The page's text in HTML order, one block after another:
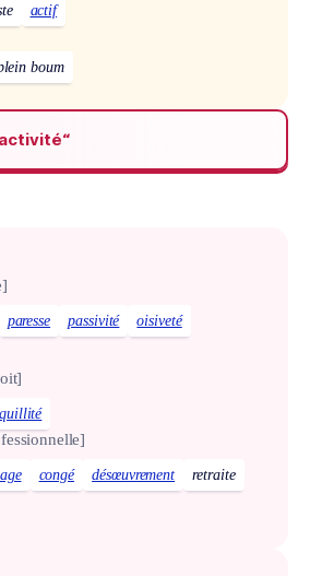
actif
boum
paresse passivité
oisiveté
congé désœuvrement
retraite